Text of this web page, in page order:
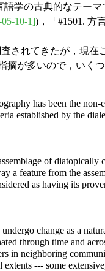
学の古典的なテー
05-10-1])，「#1501. 方
されてきたが，現在
が多いので，いく
has been the
established by the
of
a feature from the
as having its
change as a
through time and
in neighboring
--- some